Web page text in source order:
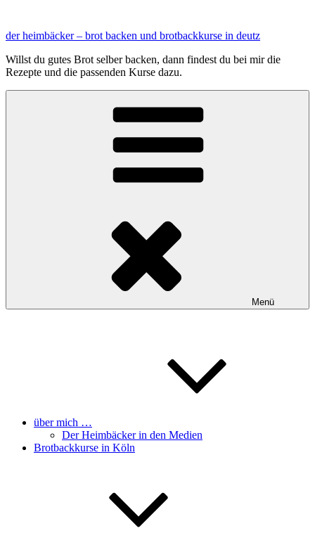
springen
der heimbäcker – brot backen und brotbackkurse in deutz
Willst du gutes Brot selber backen, dann findest du bei mir die
Rezepte und die passenden Kurse dazu.
Menü
über mich …
Der Heimbäcker in den Medien
Brotbackkurse in Köln